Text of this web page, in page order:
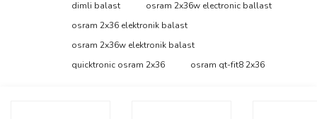
Yorum Yaz
Görüş ve önerileriniz için teşekkür ederiz.
Ürün resmi kalitesiz, bozuk veya görüntülenemiyor.
Ürün açıklamasında eksik bilgiler bulunuyor.
dimli balast
osram 2x36w electronic ballast
osram 2x36 elektronik balast
osram 2x36w elektronik balast
quicktronic osram 2x36
osram qt-fit8 2x36